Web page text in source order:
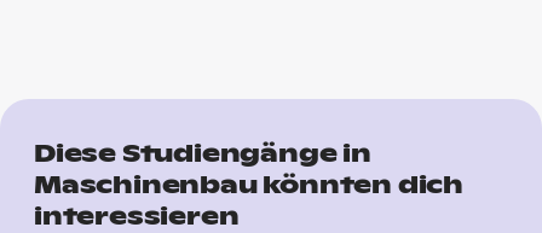
Diese Studiengänge in
Maschinenbau könnten dich
interessieren